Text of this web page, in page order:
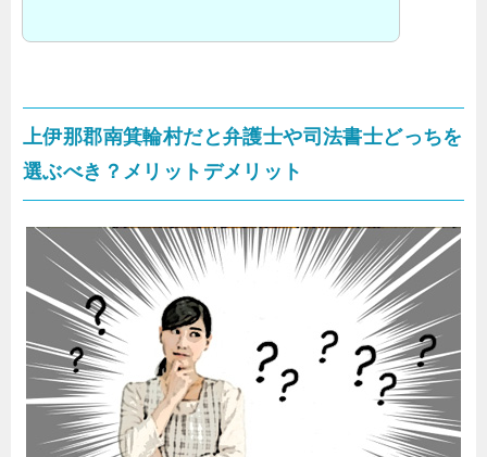
上伊那郡南箕輪村だと弁護士や司法書士どっちを
選ぶべき？メリットデメリット